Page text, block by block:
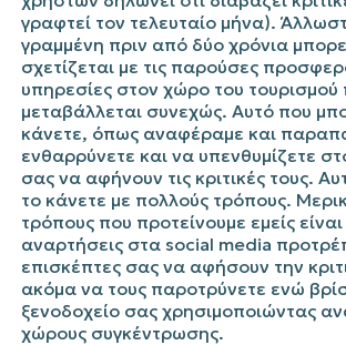
γραφτεί τον τελευταίο μήνα).
γραμμένη πριν από δύο χρόνια
σχετίζεται με τις παρούσες
υπηρεσίες στον χώρο του τουρισμού
μεταβάλλεται συνεχώς. Αυτό που
κάνετε, όπως αναφέραμε και
ενθαρρύνετε και να υπενθυμίζετε
σας να αφήνουν τις κριτικές τους.
το κάνετε με πολλούς τρόπους.
τρόπους που προτείνουμε εμείς
αναρτήσεις στα social media
επισκέπτες σας να αφήσουν την
ακόμα να τους παροτρύνετε ενώ
ξενοδοχείο σας χρησιμοποιώντας
χώρους συγκέντρωσης.